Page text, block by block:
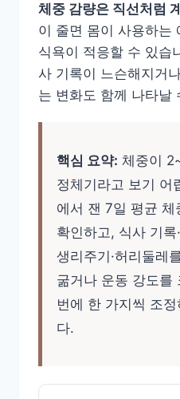
체중 감량은 직선처럼
이 줄면 몸이 사용하는
식욕이 적응할 수 있습
사 기록이 느슨해지거
는 변화도 함께 나타날
핵심 요약: 체중이
정체기라고 보기 어
에서 잰 7일 평균
확인하고, 식사 기록
생리주기·허리둘레
굶거나 운동 강도를
번에 한 가지씩 조
다.